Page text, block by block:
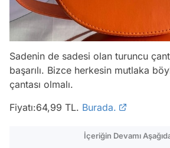
Sadenin de sadesi olan turuncu
başarılı. Bizce herkesin mutlaka
çantası olmalı.
Fiyatı:64,99 TL. Burada.
İçeriğin Devamı